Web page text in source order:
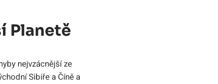
Planetě
nejvzácnější ze
Sibiře a Číně a